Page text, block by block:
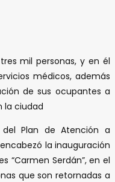
mil personas, y en él
médicos, además
de sus ocupantes a
la ciudad
del Plan de Atención a
la inauguración
“Carmen Serdán”, en el
que son retornadas a